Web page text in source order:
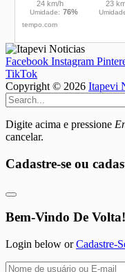
Facebook Instagram
TikTok
Copyright © 2026 Itapevi
Digite acima e pressione
cancelar.
Cadastre-se ou
Bem-Vindo De Volta!
Login below orCadastre-